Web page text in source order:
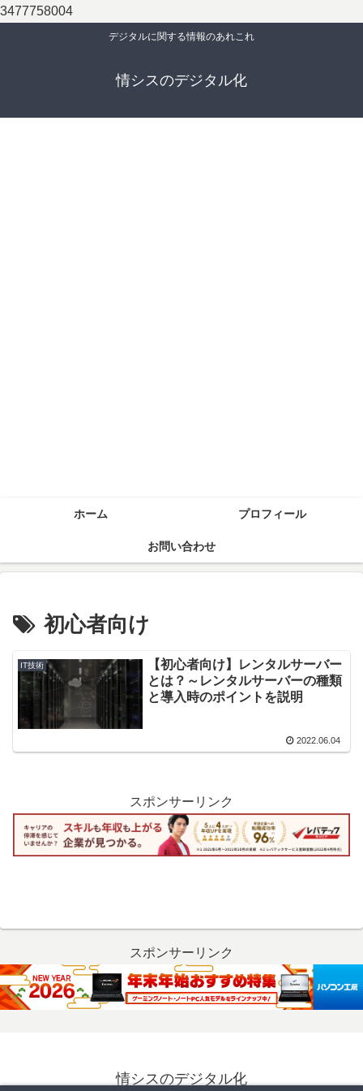
3477758004
デジタルに関する情報のあれこれ
情シスのデジタル化
ホーム プロフィール
お問い合わせ
初心者向け
IT技術
【初心者向け】レンタルサーバー
とは？～レンタルサーバーの種類
と導入時のポイントを説明
2022.06.04
スポンサーリンク
スポンサーリンク
情シスのデジタル化